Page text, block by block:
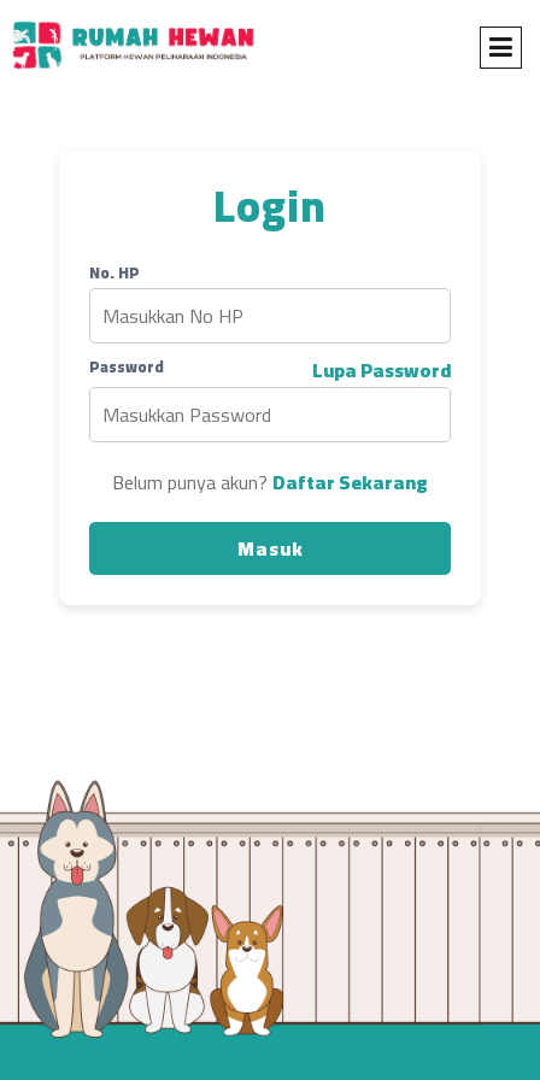
Login
No. HP
Password Lupa Password
Belum punya akun? Daftar Sekarang
Masuk